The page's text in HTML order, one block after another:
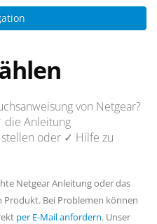
von Netgear?
die Anleitung
oder ✓ Hilfe zu
Netgear Anleitung oder das
Bei Problemen können
per E-Mail anfordern. Unser